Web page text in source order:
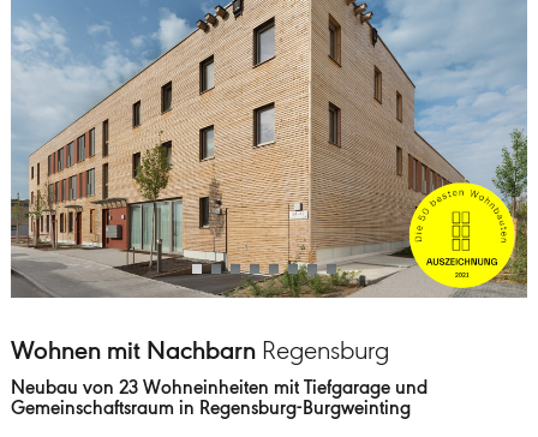
Wohnen mit Nachbarn Regensburg
Neubau von 23 Wohneinheiten mit Tiefgarage und
Gemeinschaftsraum in Regensburg-Burgweinting